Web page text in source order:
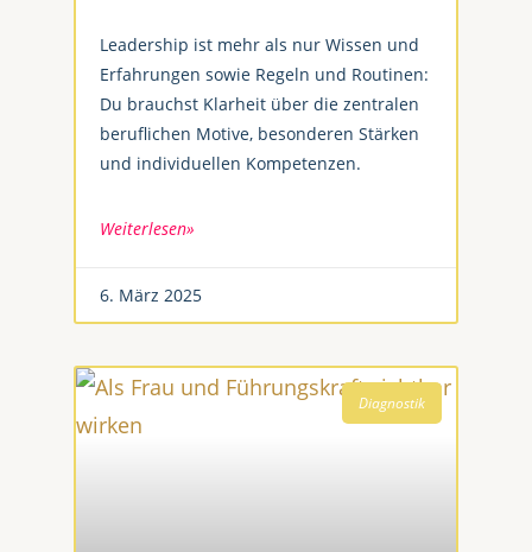
Leadership ist mehr als nur Wissen und
Erfahrungen sowie Regeln und Routinen:
Du brauchst Klarheit über die zentralen
beruflichen Motive, besonderen Stärken
und individuellen Kompetenzen.
Weiterlesen»
6. März 2025
Diagnostik